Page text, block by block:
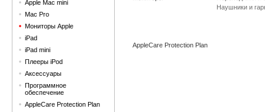
Apple Mac mini
Mac Pro
Мониторы Apple
iPad
iPad mini
Плееры iPod
Аксессуары
Программное
обеспечение
AppleCare Protection Plan
AppleCare Protection Plan
Наушники и